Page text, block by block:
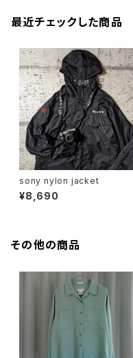
最近チェックした商品
sony nylon jacket
¥8,690
その他の商品